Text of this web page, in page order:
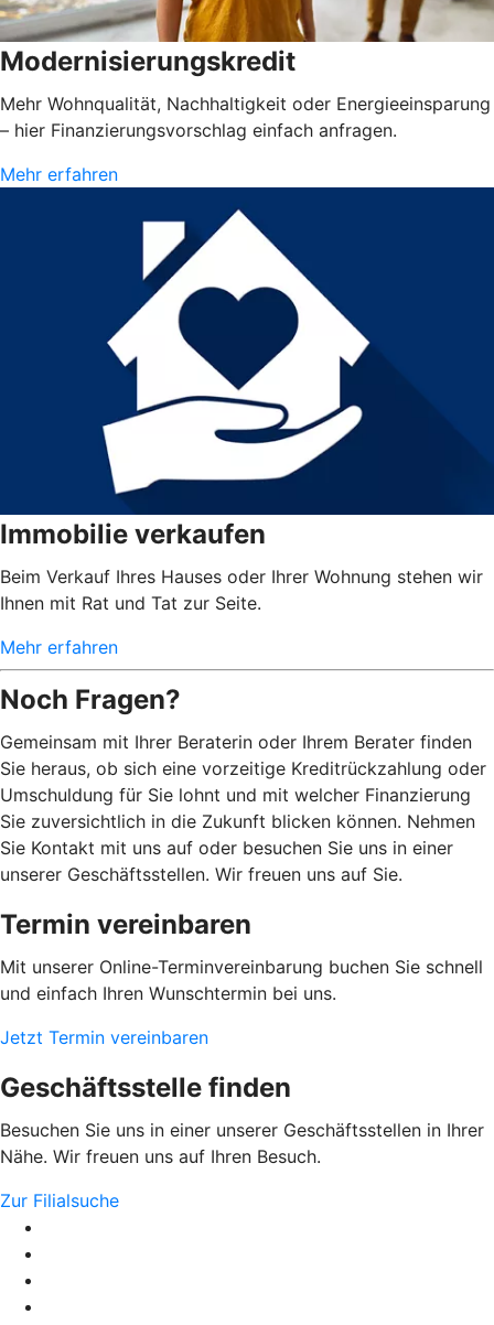
Modernisierungskredit
Mehr Wohnqualität, Nachhaltigkeit oder Energieeinsparung
– hier Finanzierungsvorschlag einfach anfragen.
Mehr erfahren
Immobilie verkaufen
Beim Verkauf Ihres Hauses oder Ihrer Wohnung stehen wir
Ihnen mit Rat und Tat zur Seite.
Mehr erfahren
Noch Fragen?
Gemeinsam mit Ihrer Beraterin oder Ihrem Berater finden
Sie heraus, ob sich eine vorzeitige Kreditrückzahlung oder
Umschuldung für Sie lohnt und mit welcher Finanzierung
Sie zuversichtlich in die Zukunft blicken können. Nehmen
Sie Kontakt mit uns auf oder besuchen Sie uns in einer
unserer Geschäftsstellen. Wir freuen uns auf Sie.
Termin vereinbaren
Mit unserer Online-Terminvereinbarung buchen Sie schnell
und einfach Ihren Wunschtermin bei uns.
Jetzt Termin vereinbaren
Geschäftsstelle finden
Besuchen Sie uns in einer unserer Geschäftsstellen in Ihrer
Nähe. Wir freuen uns auf Ihren Besuch.
Zur Filialsuche